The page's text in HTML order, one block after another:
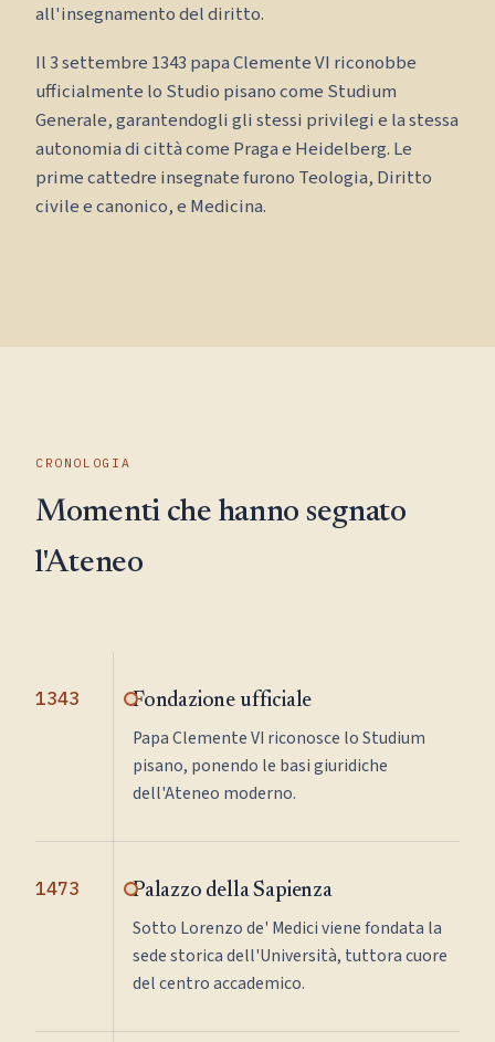
all'insegnamento del diritto.
Il 3 settembre 1343 papa Clemente VI riconobbe
ufficialmente lo Studio pisano come Studium
Generale, garantendogli gli stessi privilegi e la stessa
autonomia di città come Praga e Heidelberg. Le
prime cattedre insegnate furono Teologia, Diritto
civile e canonico, e Medicina.
CRONOLOGIA
Momenti che hanno segnato
l'Ateneo
1343 Fondazione ufficiale
Papa Clemente VI riconosce lo Studium
pisano, ponendo le basi giuridiche
dell'Ateneo moderno.
1473 Palazzo della Sapienza
Sotto Lorenzo de' Medici viene fondata la
sede storica dell'Università, tuttora cuore
del centro accademico.